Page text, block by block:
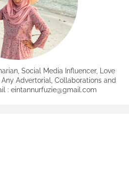
Social Media Influencer, Love
Advertorial, Collaborations and
: eintannurfuzie@gmail.com